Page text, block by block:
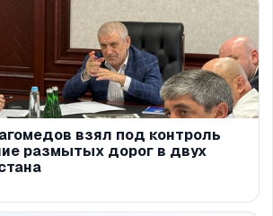
взял под контроль
размытых дорог в двух